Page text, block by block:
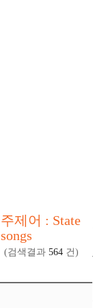
주제어 : State
songs
(검색결과 564 건)